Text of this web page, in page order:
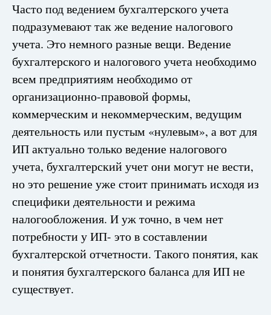
Часто под ведением бухгалтерского учета
подразумевают так же ведение налогового
учета. Это немного разные вещи. Ведение
бухгалтерского и налогового учета необходимо
всем предприятиям необходимо от
организационно-правовой формы,
коммерческим и некоммерческим, ведущим
деятельность или пустым «нулевым», а вот для
ИП актуально только ведение налогового
учета, бухгалтерский учет они могут не вести,
но это решение уже стоит принимать исходя из
специфики деятельности и режима
налогообложения. И уж точно, в чем нет
потребности у ИП- это в составлении
бухгалтерской отчетности. Такого понятия, как
и понятия бухгалтерского баланса для ИП не
существует.